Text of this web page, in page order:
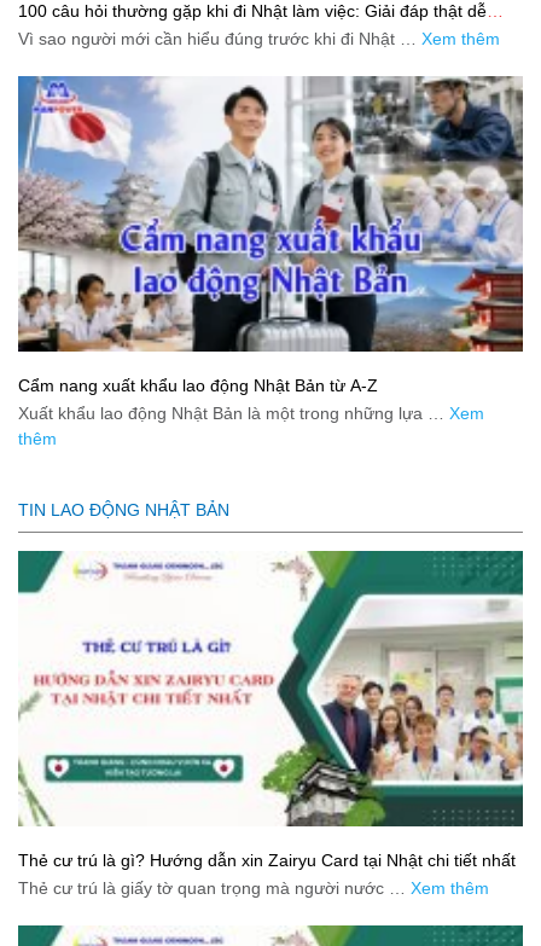
100 câu hỏi thường gặp khi đi Nhật làm việc: Giải đáp thật dễ
hiểu cho người mới bắt đầu
Vì sao người mới cần hiểu đúng trước khi đi Nhật … Xem thêm
Cẩm nang xuất khẩu lao động Nhật Bản từ A-Z
Xuất khẩu lao động Nhật Bản là một trong những lựa … Xem
thêm
TIN LAO ĐỘNG NHẬT BẢN
Thẻ cư trú là gì? Hướng dẫn xin Zairyu Card tại Nhật chi tiết nhất
Thẻ cư trú là giấy tờ quan trọng mà người nước … Xem thêm